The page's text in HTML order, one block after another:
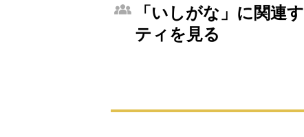
「いしがな」に関連
ティを見る